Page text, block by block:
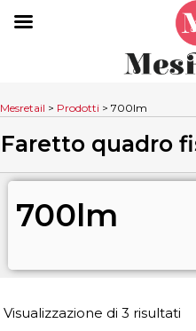
Mesretail > Prodotti > 700lm
Faretto quadro
700lm
Visualizzazione di 3 risultati